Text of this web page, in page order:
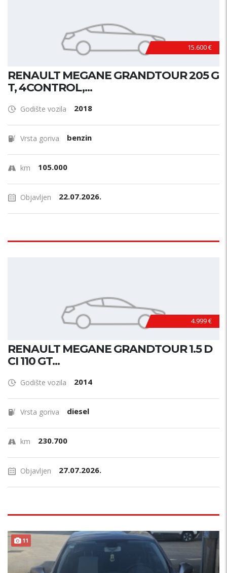
15.600 €
RENAULT MEGANE GRANDTOUR 205 G
T, 4CONTROL,...
Godište vozila 2018
Vrsta goriva benzin
km 105.000
Objavljen 22.07.2026.
4.999 €
RENAULT MEGANE GRANDTOUR 1.5 D
CI 110 GT...
Godište vozila 2014
Vrsta goriva diesel
km 230.700
Objavljen 27.07.2026.
11